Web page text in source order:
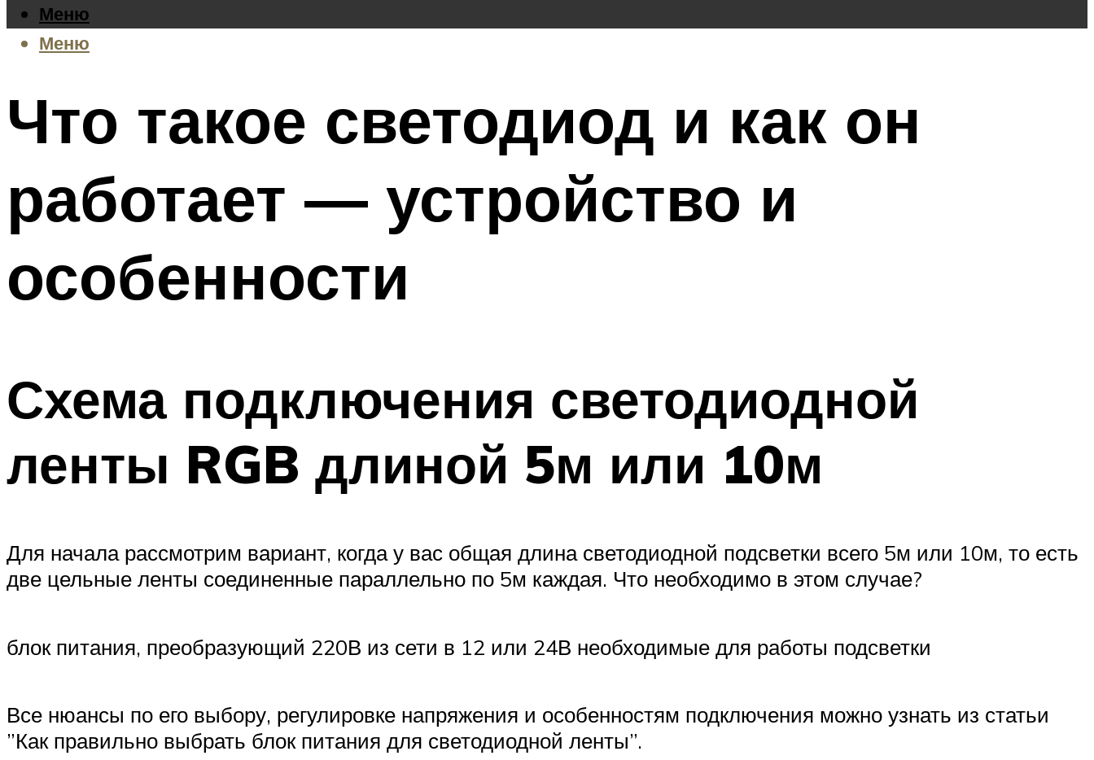
Меню
Меню
Что такое светодиод и как он
работает — устройство и
особенности
Схема подключения светодиодной
ленты RGB длиной 5м или 10м
Для начала рассмотрим вариант, когда у вас общая длина светодиодной подсветки всего 5м или 10м, то есть
две цельные ленты соединенные параллельно по 5м каждая. Что необходимо в этом случае?
блок питания, преобразующий 220В из сети в 12 или 24В необходимые для работы подсветки
Все нюансы по его выбору, регулировке напряжения и особенностям подключения можно узнать из статьи
”Как правильно выбрать блок питания для светодиодной ленты”.